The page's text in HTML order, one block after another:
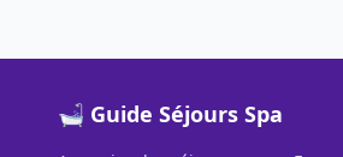
🛁 Guide Séjours Spa